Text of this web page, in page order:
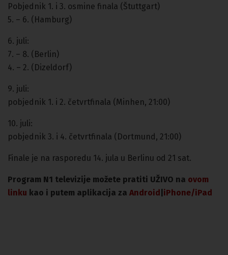
Pobjednik 1. i 3. osmine finala (Štuttgart)
5. – 6. (Hamburg)
6. juli:
7. – 8. (Berlin)
4. – 2. (Dizeldorf)
9. juli:
pobjednik 1. i 2. četvrtfinala (Minhen, 21:00)
10. juli:
pobjednik 3. i 4. četvrtfinala (Dortmund, 21:00)
Finale je na rasporedu 14. jula u Berlinu od 21 sat.
Program N1 televizije možete pratiti UŽIVO na ovom
linku kao i putem aplikacija za Android iPhone/iPad